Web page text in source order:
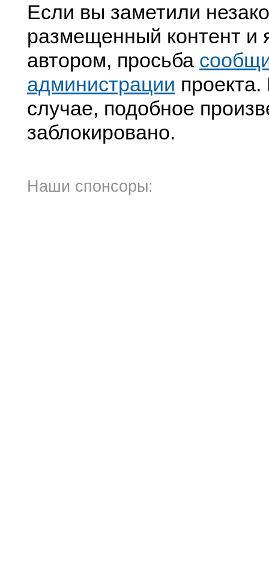
Если вы заметили
размещенный контент и
автором, просьба
администрации
случае, подобное
заблокировано.
Наши спонсоры: